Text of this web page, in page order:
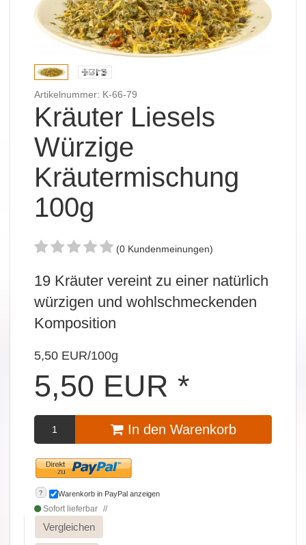
Artikelnummer: K-66-79
Kräuter Liesels
Würzige
Kräutermischung
100g
(0 Kundenmeinungen)
19 Kräuter vereint zu einer natürlich
würzigen und wohlschmeckenden
Komposition
5,50 EUR/100g
5,50 EUR *
In den Warenkorb
? Warenkorb in PayPal anzeigen
Sofort lieferbar
Vergleichen